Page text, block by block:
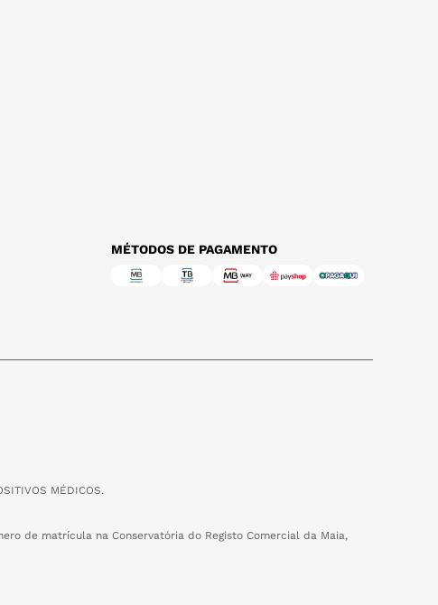
MÉTODOS DE PAGAMENTO
MÉDICOS.
de matrícula na Conservatória do Registo Comercial da Maia,